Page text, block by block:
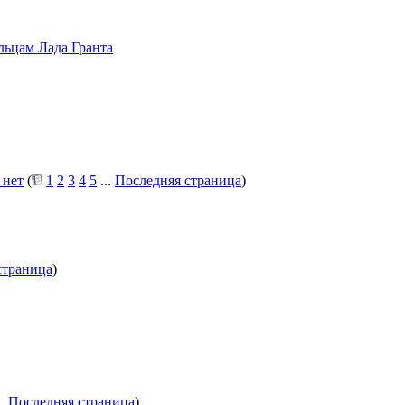
Лада Гранта
( 1 2 3 4 5 ... Последняя страница)
)
Последняя страница)